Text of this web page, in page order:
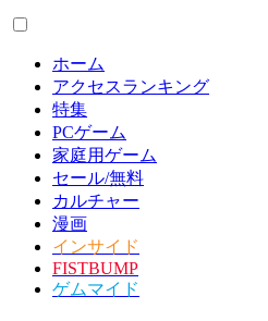
ホーム
アクセスランキング
特集
PCゲーム
家庭用ゲーム
セール/無料
カルチャー
漫画
インサイド
FISTBUMP
ゲムマイド